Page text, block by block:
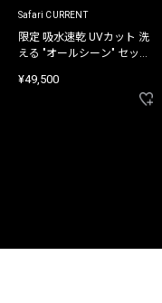
Safari CURRENT
限定 吸水速乾 UVカット 洗
える "オールシーン" セット
¥49,500